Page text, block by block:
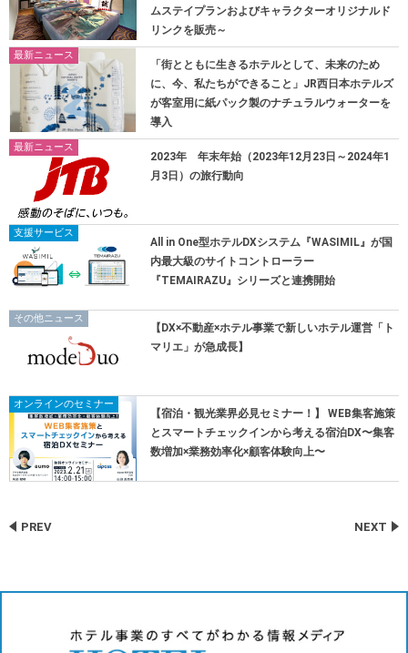
ムステイプランおよびキャラクターオリジナルド
リンクを販売～
最新ニュース
「街とともに生きるホテルとして、未来のため
に、今、私たちができること」JR西日本ホテルズ
が客室用に紙パック製のナチュラルウォーターを
導入
最新ニュース
2023年 年末年始（2023年12月23日～2024年1
月3日）の旅行動向
支援サービス
All in One型ホテルDXシステム『WASIMIL』が国
内最大級のサイトコントローラー
『TEMAIRAZU』シリーズと連携開始
その他ニュース
【DX×不動産×ホテル事業で新しいホテル運営「ト
マリエ」が急成長】
オンラインのセミナー
【宿泊・観光業界必見セミナー！】 WEB集客施策
とスマートチェックインから考える宿泊DX〜集客
数増加×業務効率化×顧客体験向上〜
PREV NEXT